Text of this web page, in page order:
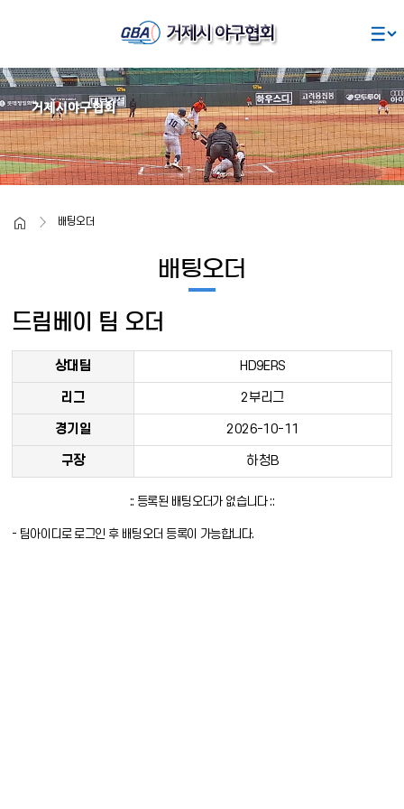
home 배팅오더
배팅오더
드림베이 팀 오더
상대팀 HD9ERS
리그 2부리그
경기일 2026-10-11
구장 하청B
:: 등록된 배팅오더가 없습니다 ::
- 팀아이디로 로그인 후 배팅오더 등록이 가능합니다.